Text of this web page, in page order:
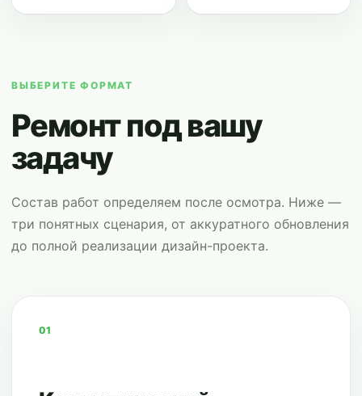
ВЫБЕРИТЕ ФОРМАТ
Ремонт под вашу
задачу
Состав работ определяем после осмотра. Ниже —
три понятных сценария, от аккуратного обновления
до полной реализации дизайн-проекта.
01